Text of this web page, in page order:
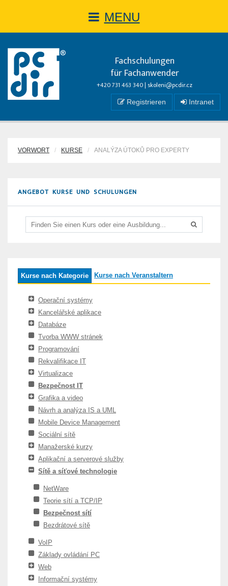
MENU
Fachschulungen
für Fachanwender
+420 731 463 340 | skoleni@pcdir.cz
Registrieren Intranet
VORWORT KURSE ANALÝZA ÚTOKŮ PRO EXPERTY
ANGEBOT KURSE UND SCHULUNGEN
Kurse nach Kategorie Kurse nach Veranstaltern
Operační systémy
Kancelářské aplikace
Databáze
Tvorba WWW stránek
Programování
Rekvalifikace IT
Virtualizace
Bezpečnost IT
Grafika a video
Návrh a analýza IS a UML
Mobile Device Management
Sociální sítě
Manažerské kurzy
Aplikační a serverové služby
Sítě a síťové technologie
NetWare
Teorie sítí a TCP/IP
Bezpečnost sítí
Bezdrátové sítě
VoIP
Základy ovládání PC
Web
Informační systémy